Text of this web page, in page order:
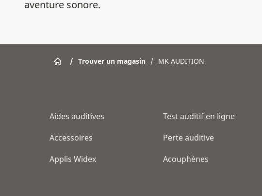
aventure sonore.
/ Trouver un magasin / MK AUDITION
Aides auditives
Accessoires
Applis Widex
Test auditif en ligne
Perte auditive
Acouphènes